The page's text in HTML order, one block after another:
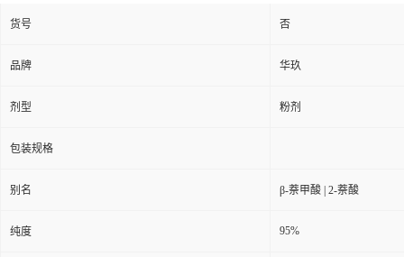
货号 否
品牌 华玖
剂型 粉剂
包装规格
别名 β-萘甲酸 | 2-萘酸
纯度 95%